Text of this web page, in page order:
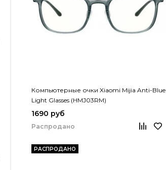
Компьютерные очки Xiaomi Mijia Anti-Blue
Light Glasses (HMJ03RM)
1690 руб
Распродано
РАСПРОДАНО